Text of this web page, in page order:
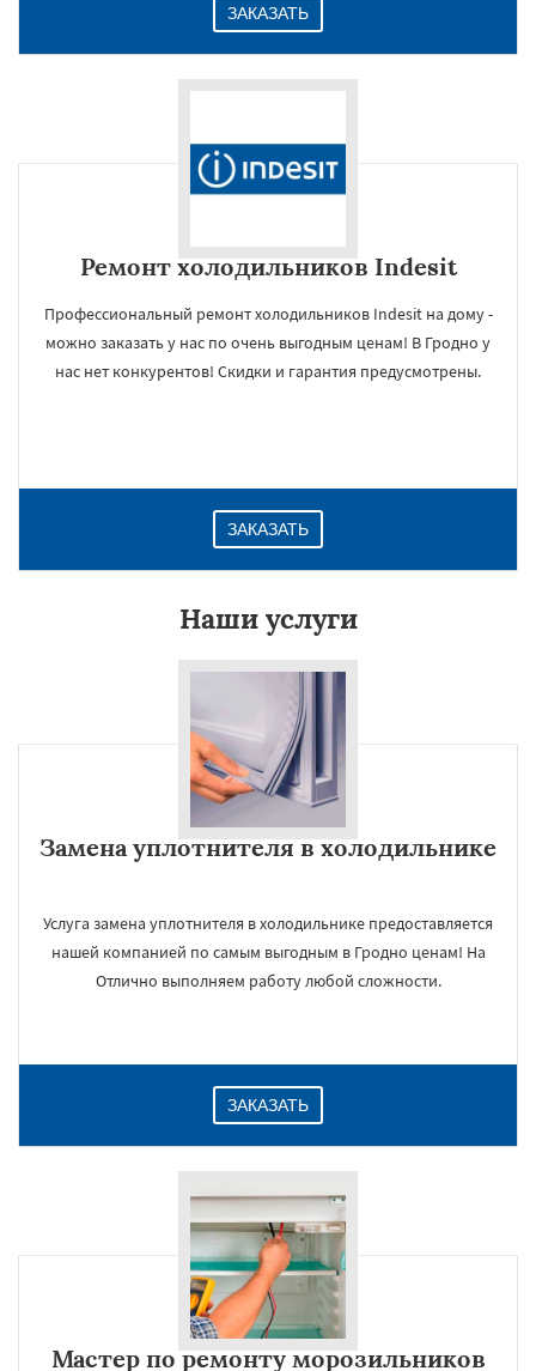
ЗАКАЗАТЬ
Ремонт холодильников Indesit
Профессиональный ремонт холодильников Indesit на дому -
можно заказать у нас по очень выгодным ценам! В Гродно у
нас нет конкурентов! Скидки и гарантия предусмотрены.
ЗАКАЗАТЬ
Наши услуги
Замена уплотнителя в холодильнике
Услуга замена уплотнителя в холодильнике предоставляется
нашей компанией по самым выгодным в Гродно ценам! На
Отлично выполняем работу любой сложности.
ЗАКАЗАТЬ
Мастер по ремонту морозильников